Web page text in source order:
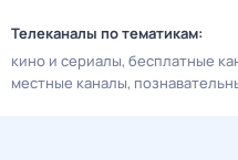
Телеканалы по тематикам:
кино и сериалы бесплатные
местные каналы